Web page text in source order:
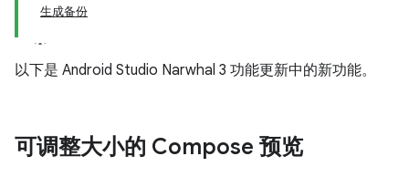
生成备份
以下是 Android Studio Narwhal 3 功能更新中的新功能。
可调整大小的 Compose 预览